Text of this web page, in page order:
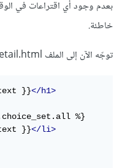
بعدم وجود أي اقتراعات في
خاطئة.
توجّه اﻵن إلى الملف detail.html وعدّله ليصبح بالشكل التالي:
}}</h1>
%}
}}</li>